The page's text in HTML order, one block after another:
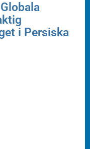
i Persiska